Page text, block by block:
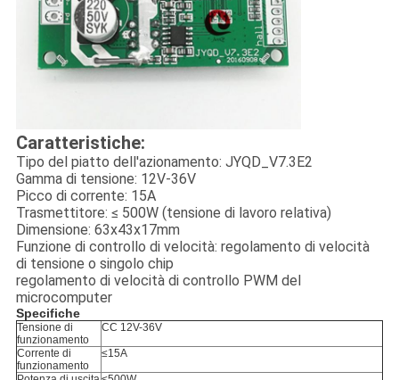
Caratteristiche:
Tipo del piatto dell'azionamento: JYQD_V7.3E2
Gamma di tensione: 12V-36V
Picco di corrente: 15A
Trasmettitore: ≤ 500W (tensione di lavoro relativa)
Dimensione: 63x43x17mm
Funzione di controllo di velocità: regolamento di velocità
di tensione o singolo chip
regolamento di velocità di controllo PWM del
microcomputer
Specifiche
Tensione di
funzionamento
CC 12V-36V
Corrente di
funzionamento
≤15A